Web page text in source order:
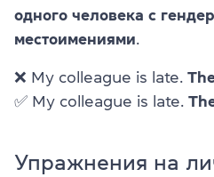
одного человека с
местоимениями
❌ My colleague is late.
✅ My colleague is late.
Упражнения на